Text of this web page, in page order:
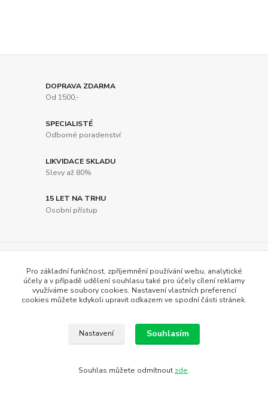
DOPRAVA ZDARMA
Od 1500,-
SPECIALISTÉ
Odborné poradenství
LIKVIDACE SKLADU
Slevy až 80%
15 LET NA TRHU
Osobní přístup
Novinky z našeho blogu
Pro základní funkčnost, zpříjemnění používání webu, analytické
účely a v případě udělení souhlasu také pro účely cílení reklamy
využíváme soubory cookies. Nastavení vlastních preferencí
cookies můžete kdykoli upravit odkazem ve spodní části stránek.
Nastavení Souhlasím
Souhlas můžete odmítnout zde.